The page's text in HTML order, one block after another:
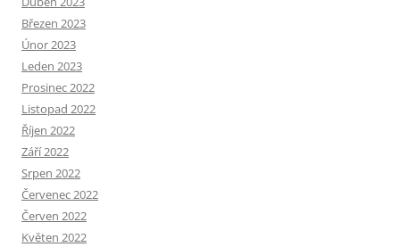
Březen 2023
Únor 2023
Leden 2023
Prosinec 2022
Listopad 2022
Říjen 2022
Září 2022
Srpen 2022
Červenec 2022
Červen 2022
Květen 2022